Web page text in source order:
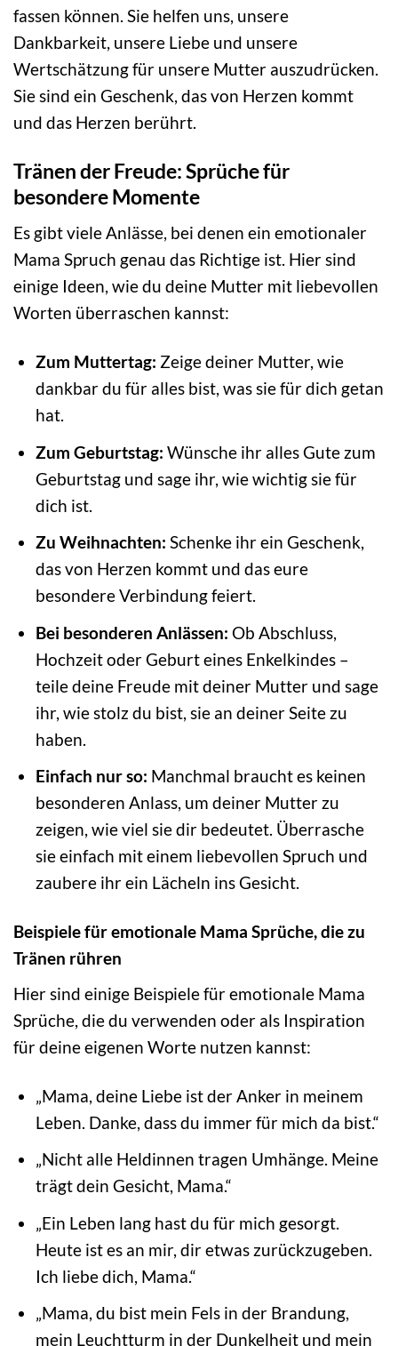
fassen können. Sie helfen uns, unsere
Dankbarkeit, unsere Liebe und unsere
Wertschätzung für unsere Mutter auszudrücken.
Sie sind ein Geschenk, das von Herzen kommt
und das Herzen berührt.
Tränen der Freude: Sprüche für
besondere Momente
Es gibt viele Anlässe, bei denen ein emotionaler
Mama Spruch genau das Richtige ist. Hier sind
einige Ideen, wie du deine Mutter mit liebevollen
Worten überraschen kannst:
Zum Muttertag: Zeige deiner Mutter, wie
dankbar du für alles bist, was sie für dich getan
hat.
Zum Geburtstag: Wünsche ihr alles Gute zum
Geburtstag und sage ihr, wie wichtig sie für
dich ist.
Zu Weihnachten: Schenke ihr ein Geschenk,
das von Herzen kommt und das eure
besondere Verbindung feiert.
Bei besonderen Anlässen: Ob Abschluss,
Hochzeit oder Geburt eines Enkelkindes –
teile deine Freude mit deiner Mutter und sage
ihr, wie stolz du bist, sie an deiner Seite zu
haben.
Einfach nur so: Manchmal braucht es keinen
besonderen Anlass, um deiner Mutter zu
zeigen, wie viel sie dir bedeutet. Überrasche
sie einfach mit einem liebevollen Spruch und
zaubere ihr ein Lächeln ins Gesicht.
Beispiele für emotionale Mama Sprüche, die zu
Tränen rühren
Hier sind einige Beispiele für emotionale Mama
Sprüche, die du verwenden oder als Inspiration
für deine eigenen Worte nutzen kannst:
„Mama, deine Liebe ist der Anker in meinem
Leben. Danke, dass du immer für mich da bist.“
„Nicht alle Heldinnen tragen Umhänge. Meine
trägt dein Gesicht, Mama.“
„Ein Leben lang hast du für mich gesorgt.
Heute ist es an mir, dir etwas zurückzugeben.
Ich liebe dich, Mama.“
„Mama, du bist mein Fels in der Brandung,
mein Leuchtturm in der Dunkelheit und mein